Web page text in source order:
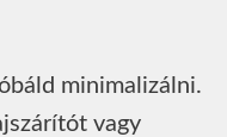
minimalizálni.
vagy